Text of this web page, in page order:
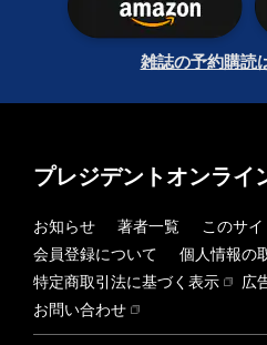
雑誌の予約購読
プレジデントオンライ
お知らせ 著者一覧
このサ
会員登録について
個人情報の
特定商取引法に基づく表示
広
お問い合わせ